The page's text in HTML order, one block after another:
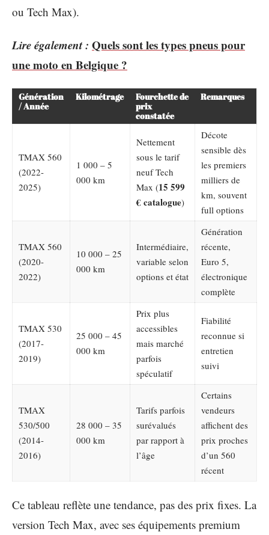
ou Tech Max).
Lire également : Quels sont les types pneus pour
une moto en Belgique ?
Génération
/ Année
Kilométrage
Fourchette de
prix
constatée
Remarques
TMAX 560
(2022-
2025)
1 000 – 5
000 km
Nettement
sous le tarif
neuf Tech
Max (15 599
€ catalogue)
Décote
sensible dès
les premiers
milliers de
km, souvent
full options
TMAX 560
(2020-
2022)
10 000 – 25
000 km
Intermédiaire,
variable selon
options et état
Génération
récente,
Euro 5,
électronique
complète
TMAX 530
(2017-
2019)
25 000 – 45
000 km
Prix plus
accessibles
mais marché
parfois
spéculatif
Fiabilité
reconnue si
entretien
suivi
TMAX
530/500
(2014-
2016)
28 000 – 35
000 km
Tarifs parfois
surévalués
par rapport à
l’âge
Certains
vendeurs
affichent des
prix proches
d’un 560
récent
Ce tableau reflète une tendance, pas des prix fixes. La
version Tech Max, avec ses équipements premium